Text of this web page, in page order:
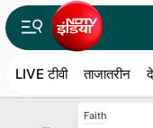
LIVE टीवी ताजातरीन
Faith